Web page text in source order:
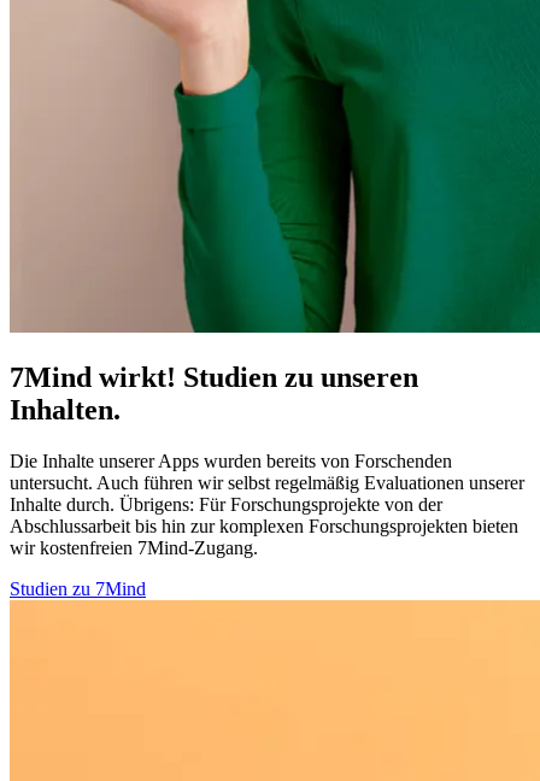
7Mind wirkt! Studien zu unseren
Inhalten.
Die Inhalte unserer Apps wurden bereits von Forschenden
untersucht. Auch führen wir selbst regelmäßig Evaluationen unserer
Inhalte durch. Übrigens: Für Forschungsprojekte von der
Abschlussarbeit bis hin zur komplexen Forschungsprojekten bieten
wir kostenfreien 7Mind-Zugang.
Studien zu 7Mind